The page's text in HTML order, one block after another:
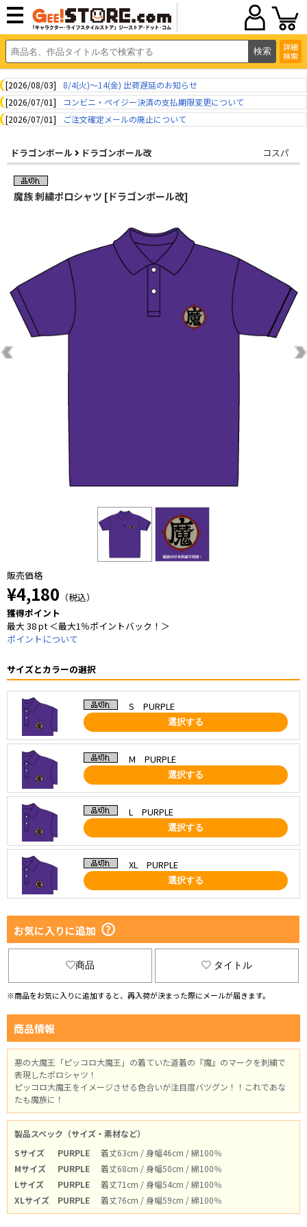
詳細
検索
[2026/08/03]
8/4(火)～14(金) 出荷遅延のお知らせ
[2026/07/01]
コンビニ・ペイジー決済の支払期限変更について
[2026/07/01]
ご注文確定メールの廃止について
ドラゴンボール ドラゴンボール改 コスパ
魔族 刺繍ポロシャツ [ドラゴンボール改]
販売価格
¥4,180 （税込）
獲得ポイント
最大 38 pt ＜最大1％ポイントバック！＞
ポイントについて
サイズとカラーの選択
S PURPLE
選択する
M PURPLE
選択する
L PURPLE
選択する
XL PURPLE
選択する
お気に入りに追加
商品 タイトル
※商品をお気に入りに追加すると、再入荷が決まった際にメールが届きます。
商品情報
悪の大魔王「ピッコロ大魔王」の着ていた道着の『魔』のマークを刺繍で
表現したポロシャツ！
ピッコロ大魔王をイメージさせる色合いが注目度バツグン！！これであな
たも魔族に！
製品スペック（サイズ・素材など）
Sサイズ
PURPLE
着丈63cm / 身幅46cm / 綿100％
Mサイズ
PURPLE
着丈68cm / 身幅50cm / 綿100％
Lサイズ
PURPLE
着丈71cm / 身幅54cm / 綿100％
XLサイズ
PURPLE 着丈76cm / 身幅59cm / 綿100％